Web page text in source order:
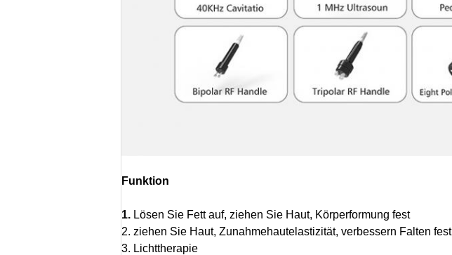
Funktion
1. Lösen Sie Fett auf, ziehen Sie Haut, Körperformung fest
2. ziehen Sie Haut, Zunahmehautelastizität, verbessern Falten fest
3. Lichttherapie